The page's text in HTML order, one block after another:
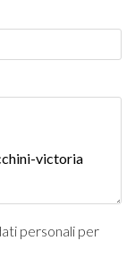
personali per